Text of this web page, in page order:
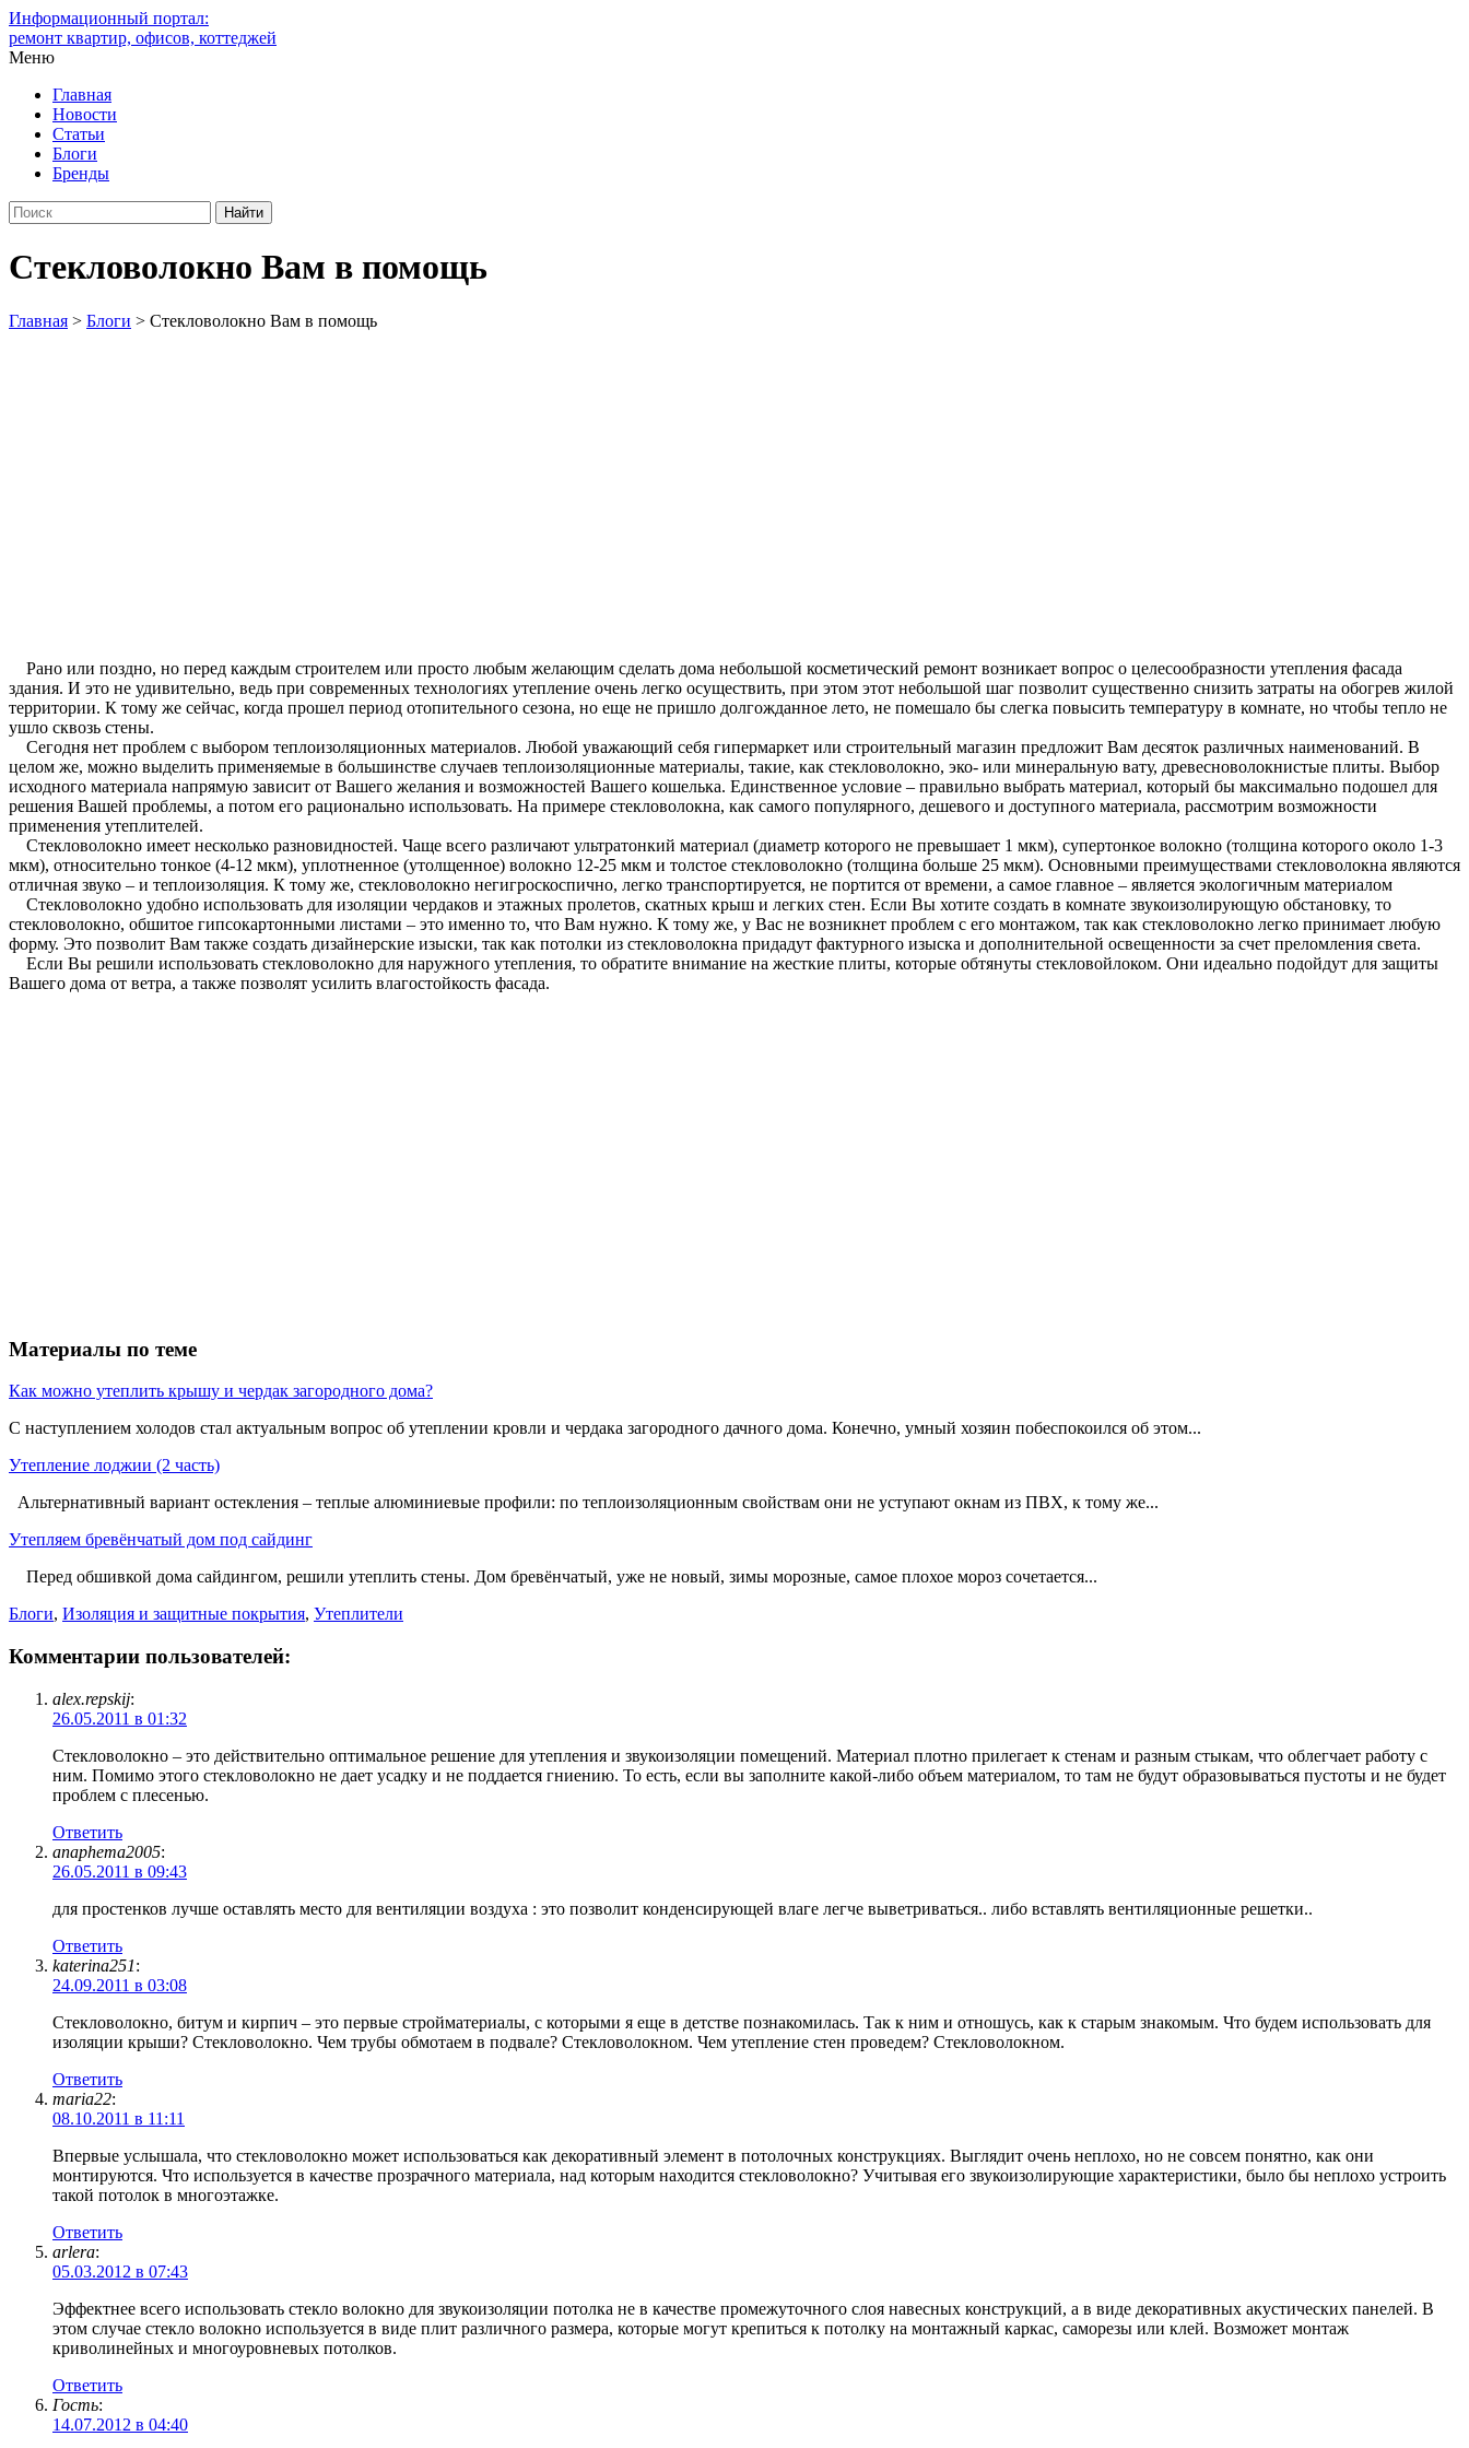
Информационный портал:
ремонт квартир, офисов, коттеджей
Меню
Главная
Новости
Статьи
Блоги
Бренды
Стекловолокно Вам в помощь
Главная > Блоги > Стекловолокно Вам в помощь
Рано или поздно, но перед каждым строителем или просто любым желающим сделать дома небольшой косметический ремонт возникает вопрос о целесообразности утепления фасада
здания. И это не удивительно, ведь при современных технологиях утепление очень легко осуществить, при этом этот небольшой шаг позволит существенно снизить затраты на обогрев жилой
территории. К тому же сейчас, когда прошел период отопительного сезона, но еще не пришло долгожданное лето, не помешало бы слегка повысить температуру в комнате, но чтобы тепло не
ушло сквозь стены.
Сегодня нет проблем с выбором теплоизоляционных материалов. Любой уважающий себя гипермаркет или строительный магазин предложит Вам десяток различных наименований. В
целом же, можно выделить применяемые в большинстве случаев теплоизоляционные материалы, такие, как стекловолокно, эко- или минеральную вату, древесноволокнистые плиты. Выбор
исходного материала напрямую зависит от Вашего желания и возможностей Вашего кошелька. Единственное условие – правильно выбрать материал, который бы максимально подошел для
решения Вашей проблемы, а потом его рационально использовать. На примере стекловолокна, как самого популярного, дешевого и доступного материала, рассмотрим возможности
применения утеплителей.
Стекловолокно имеет несколько разновидностей. Чаще всего различают ультратонкий материал (диаметр которого не превышает 1 мкм), супертонкое волокно (толщина которого около 1-3
мкм), относительно тонкое (4-12 мкм), уплотненное (утолщенное) волокно 12-25 мкм и толстое стекловолокно (толщина больше 25 мкм). Основными преимуществами стекловолокна являются
отличная звуко – и теплоизоляция. К тому же, стекловолокно негигроскоспично, легко транспортируется, не портится от времени, а самое главное – является экологичным материалом
Стекловолокно удобно использовать для изоляции чердаков и этажных пролетов, скатных крыш и легких стен. Если Вы хотите создать в комнате звукоизолирующую обстановку, то
стекловолокно, обшитое гипсокартонными листами – это именно то, что Вам нужно. К тому же, у Вас не возникнет проблем с его монтажом, так как стекловолокно легко принимает любую
форму. Это позволит Вам также создать дизайнерские изыски, так как потолки из стекловолокна придадут фактурного изыска и дополнительной освещенности за счет преломления света.
Если Вы решили использовать стекловолокно для наружного утепления, то обратите внимание на жесткие плиты, которые обтянуты стекловойлоком. Они идеально подойдут для защиты
Вашего дома от ветра, а также позволят усилить влагостойкость фасада.
Материалы по теме
Как можно утеплить крышу и чердак загородного дома?
С наступлением холодов стал актуальным вопрос об утеплении кровли и чердака загородного дачного дома. Конечно, умный хозяин побеспокоился об этом...
Утепление лоджии (2 часть)
Альтернативный вариант остекления – теплые алюминиевые профили: по теплоизоляционным свойствам они не уступают окнам из ПВХ, к тому же...
Утепляем бревёнчатый дом под сайдинг
Перед обшивкой дома сайдингом, решили утеплить стены. Дом бревёнчатый, уже не новый, зимы морозные, самое плохое мороз сочетается...
Блоги, Изоляция и защитные покрытия, Утеплители
Комментарии пользователей:
alex.repskij:
26.05.2011 в 01:32
Стекловолокно – это действительно оптимальное решение для утепления и звукоизоляции помещений. Материал плотно прилегает к стенам и разным стыкам, что облегчает работу с
ним. Помимо этого стекловолокно не дает усадку и не поддается гниению. То есть, если вы заполните какой-либо объем материалом, то там не будут образовываться пустоты и не будет
проблем с плесенью.
Ответить
anaphema2005:
26.05.2011 в 09:43
для простенков лучше оставлять место для вентиляции воздуха : это позволит конденсирующей влаге легче выветриваться.. либо вставлять вентиляционные решетки..
Ответить
katerina251:
24.09.2011 в 03:08
Стекловолокно, битум и кирпич – это первые стройматериалы, с которыми я еще в детстве познакомилась. Так к ним и отношусь, как к старым знакомым. Что будем использовать для
изоляции крыши? Стекловолокно. Чем трубы обмотаем в подвале? Стекловолокном. Чем утепление стен проведем? Стекловолокном.
Ответить
maria22:
08.10.2011 в 11:11
Впервые услышала, что стекловолокно может использоваться как декоративный элемент в потолочных конструкциях. Выглядит очень неплохо, но не совсем понятно, как они
монтируются. Что используется в качестве прозрачного материала, над которым находится стекловолокно? Учитывая его звукоизолирующие характеристики, было бы неплохо устроить
такой потолок в многоэтажке.
Ответить
arlera:
05.03.2012 в 07:43
Эффектнее всего использовать стекло волокно для звукоизоляции потолка не в качестве промежуточного слоя навесных конструкций, а в виде декоративных акустических панелей. В
этом случае стекло волокно используется в виде плит различного размера, которые могут крепиться к потолку на монтажный каркас, саморезы или клей. Возможет монтаж
криволинейных и многоуровневых потолков.
Ответить
Гость:
14.07.2012 в 04:40